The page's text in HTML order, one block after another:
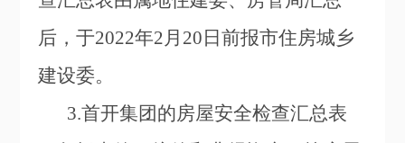
后，于2022年2月20日前报市住房城乡
建设委。
3.首开集团的房屋安全检查汇总表